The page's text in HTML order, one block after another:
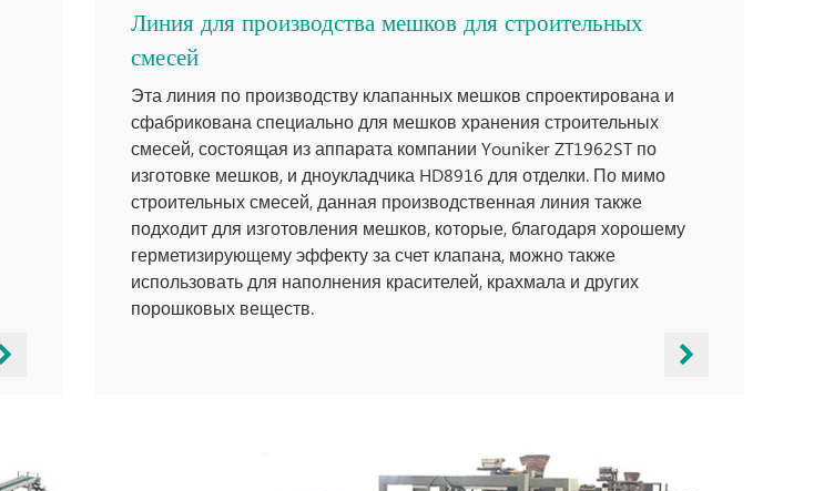
Линия для производства мешков для строительных
смесей
Эта линия по производству клапанных мешков спроектирована и
сфабрикована специально для мешков хранения строительных
смесей, состоящая из аппарата компании Youniker ZT1962ST по
изготовке мешков, и дноукладчика HD8916 для отделки. По мимо
строительных смесей, данная производственная линия также
подходит для изготовления мешков, которые, благодаря хорошему
герметизирующему эффекту за счет клапана, можно также
использовать для наполнения красителей, крахмала и других
порошковых веществ.